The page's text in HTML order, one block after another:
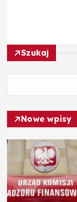
j
a
w
p
i
s
u
Szukaj
Nowe wpisy